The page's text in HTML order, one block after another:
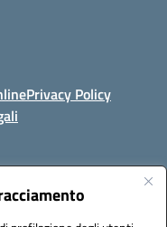
Privacy Policy
(CE)